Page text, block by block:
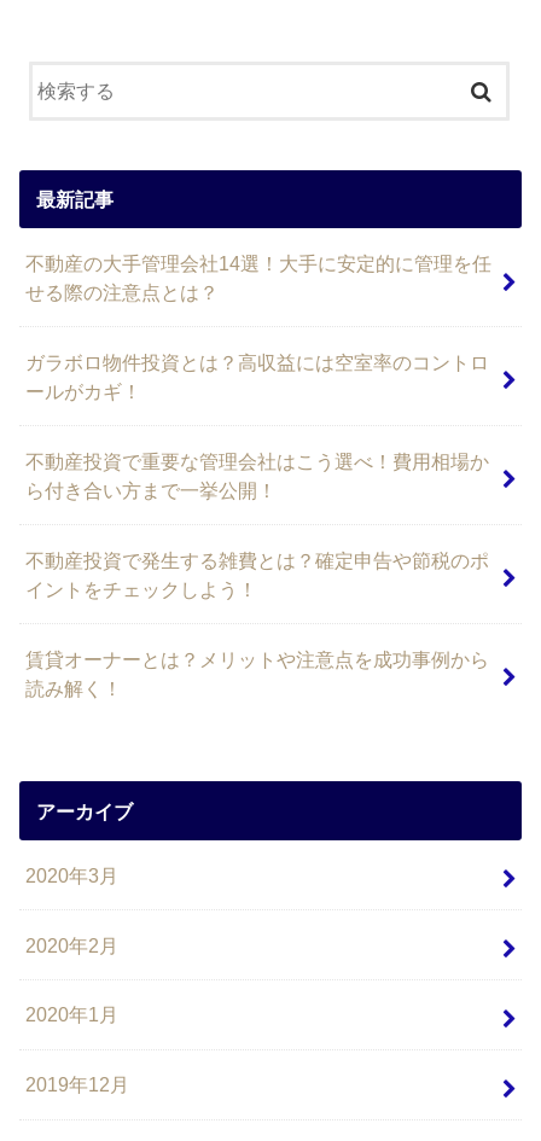
最新記事
不動産の大手管理会社14選！大手に安定的に管理を任
せる際の注意点とは？
ガラボロ物件投資とは？高収益には空室率のコントロ
ールがカギ！
不動産投資で重要な管理会社はこう選べ！費用相場か
ら付き合い方まで一挙公開！
不動産投資で発生する雑費とは？確定申告や節税のポ
イントをチェックしよう！
賃貸オーナーとは？メリットや注意点を成功事例から
読み解く！
アーカイブ
2020年3月
2020年2月
2020年1月
2019年12月